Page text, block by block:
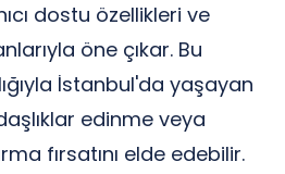
dostu özellikleri ve
öne çıkar. Bu
İstanbul'da yaşayan
edinme veya
fırsatını elde edebilir.